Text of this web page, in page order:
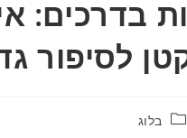
בדרכים:
לסיפור
קטגוריה:
בלוג